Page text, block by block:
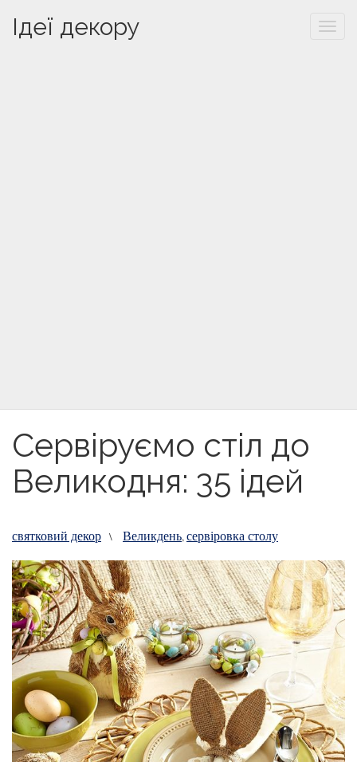
Ідеї декору
Сервіруємо стіл до
Великодня: 35 ідей
святковий декор \ Великдень,сервіровка столу